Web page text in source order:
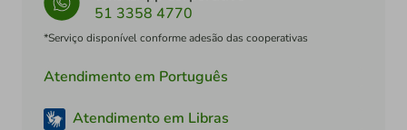
51 3358 4770
*Serviço disponível conforme adesão das cooperativas
Atendimento em Português
Atendimento em Libras